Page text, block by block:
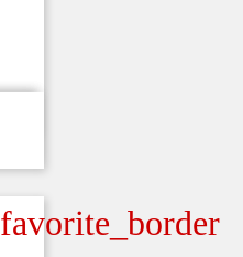
favorite_border